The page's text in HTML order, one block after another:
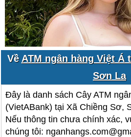
Về ATM ngân hàng Việt Á
Sơn La
Đây là danh sách Cây ATM
(VietABank) tại Xã Chiềng Sơ,
Nếu thông tin chưa chính xác,
chúng tôi: